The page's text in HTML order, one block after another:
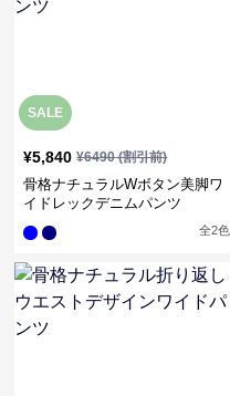
SALE
¥5,840 ¥6490(割引前)
骨格ナチュラルWボタン美脚ワ
イドレックデニムパンツ
全2色